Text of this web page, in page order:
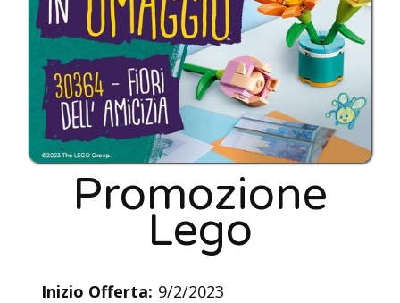
Promozione
Lego
Inizio Offerta: 9/2/2023